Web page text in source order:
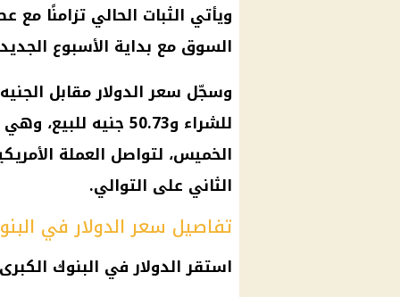
ويأتي الثبات الحالي تزامنًا
السوق مع بداية الأسبوع
للشراء و50.73 جنيه
الخميس، لتواصل العملة
الثاني على التوالي.
تفاصيل سعر الدولار في
استقر الدولار في البنوك